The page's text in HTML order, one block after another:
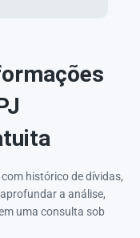
histórico de dívidas,
a análise,
uma consulta sob